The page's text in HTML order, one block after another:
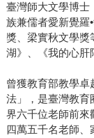
臺灣師大文學博士
族兼儒者愛新覺羅
獎、梁實秋文學獎
湖》、《我的心肝
曾獲教育部教學卓
法」，是臺灣教育
界六千位老師前來
四萬五千名老師、